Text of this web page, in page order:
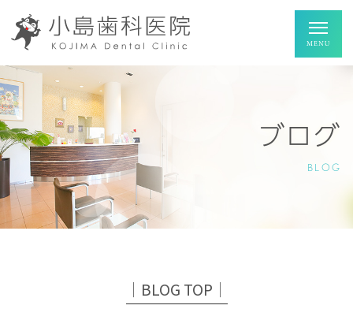
ブログ
BLOG
│BLOG TOP│